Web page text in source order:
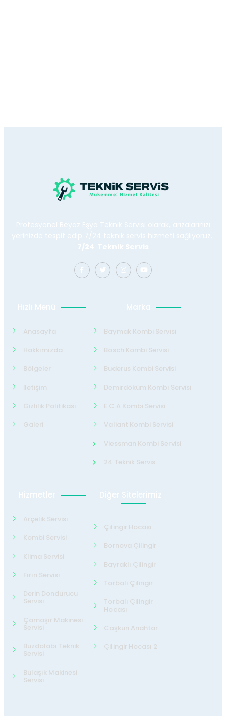
Profesyonel Beyaz Eşya Teknik Servisi olarak, arızalarınızı
yerinizde tespit edip 7/24 teknik servis hizmeti sağlıyoruz.
7/24 Teknik Servis
Hızlı Menü
Anasayfa
Hakkımızda
Bölgeler
İletişim
Gizlilik Politikası
Galeri
Marka
Baymak Kombi Servisi
Bosch Kombi Servisi
Buderus Kombi Servisi
Demirdöküm Kombi Servisi
E.C.A Kombi Servisi
Valiant Kombi Servisi
Viessman Kombi Servisi
24 Teknik Servis
Hizmetler
Arçelik Servisi
Kombi Servisi
Klima Servisi
Fırın Servisi
Derin Dondurucu
Servisi
Çamaşır Makinesi
Servisi
Buzdolabı Teknik
Servisi
Bulaşık Makinesi
Servisi
Diğer Sitelerimiz
Çilingir Hocası
Bornova Çilingir
Bayraklı Çilingir
Torbalı Çilingir
Torbalı Çilingir
Hocası
Coşkun Anahtar
Çilingir Hocası 2